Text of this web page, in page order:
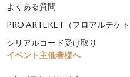
よくある質問
PRO ARTEKET（プロアルテケト
シリアルコード受け取り
イベント主催者様へ